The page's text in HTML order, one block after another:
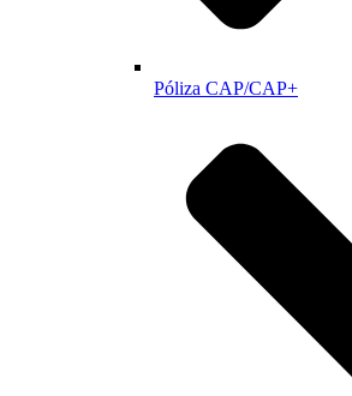
Póliza CAP/CAP+